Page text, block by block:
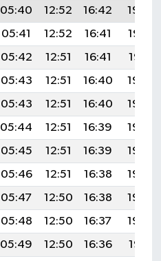
05:40 12:52 16:42
19:54
05:41 12:52 16:41
19:53
05:42 12:51 16:41
19:51
05:43 12:51 16:40
19:50
05:43 12:51 16:40
19:49
05:44 12:51 16:39
19:48
05:45 12:51 16:39
19:46
05:46 12:51 16:38
19:45
05:47 12:50 16:38
19:44
05:48 12:50 16:37
19:42
05:49 12:50 16:36
19:41